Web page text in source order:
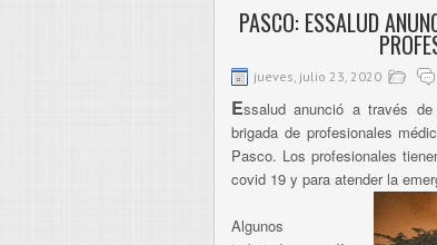
PASCO: ESSALUD
jueves, julio 23, 2020
Essalud anunció a través
brigada de profesionales
Pasco. Los profesionales
covid 19 y para atender la
Algunos